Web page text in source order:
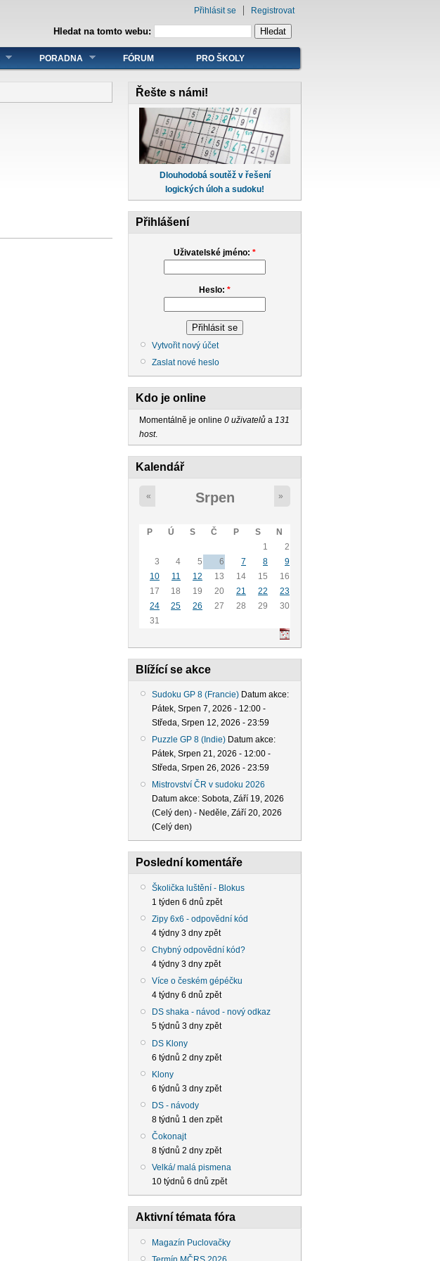
Hledat na tomto webu:
Přihlásit se Registrovat
PORADNA FÓRUM PRO ŠKOLY
Řešte s námi!
Dlouhodobá soutěž v řešení
logických úloh a sudoku!
Přihlášení
Uživatelské jméno: *
Heslo: *
Vytvořit nový účet
Zaslat nové heslo
Kdo je online
Momentálně je online 0 uživatelů a 131
host.
Kalendář
« Srpen »
P Ú S Č P S
N
1
2
3
4 5 6 7 8
9
10
11 12 13 14 15
16
17
18 19 20 21 22
23
24
25 26 27 28 29
30
31
Blížící se akce
Sudoku GP 8 (Francie) Datum akce:
Pátek, Srpen 7, 2026 - 12:00 -
Středa, Srpen 12, 2026 - 23:59
Puzzle GP 8 (Indie) Datum akce:
Pátek, Srpen 21, 2026 - 12:00 -
Středa, Srpen 26, 2026 - 23:59
Mistrovství ČR v sudoku 2026
Datum akce: Sobota, Září 19, 2026
(Celý den) - Neděle, Září 20, 2026
(Celý den)
Poslední komentáře
Školička luštění - Blokus
1 týden 6 dnů zpět
Zipy 6x6 - odpovědní kód
4 týdny 3 dny zpět
Chybný odpovědní kód?
4 týdny 3 dny zpět
Více o českém gépéčku
4 týdny 6 dnů zpět
DS shaka - návod - nový odkaz
5 týdnů 3 dny zpět
DS Klony
6 týdnů 2 dny zpět
Klony
6 týdnů 3 dny zpět
DS - návody
8 týdnů 1 den zpět
Čokonajt
8 týdnů 2 dny zpět
Velká/ malá pismena
10 týdnů 6 dnů zpět
Aktivní témata fóra
Magazín Puclovačky